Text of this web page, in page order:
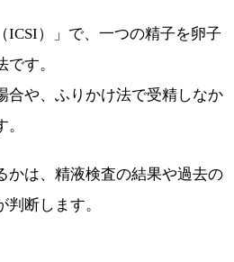
ICSI）」で、一つの精子を卵子
す。
合や、ふりかけ法で受精しなか
かは、精液検査の結果や過去の
断します。